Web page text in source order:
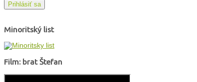
Prihlásiť sa
Minoritský list
Film: brat Štefan